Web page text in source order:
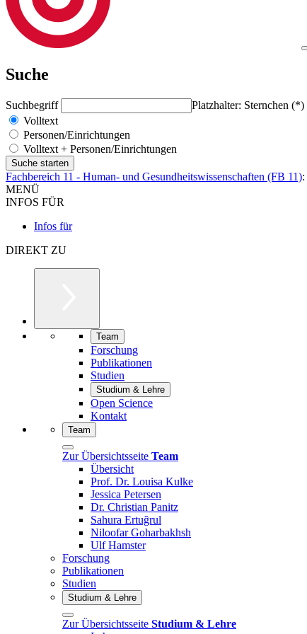
Suche
Suchbegriff
Platzhalter: Sternchen (*)
Volltext
Personen/Einrichtungen
Volltext + Personen/Einrichtungen
Fachbereich 11 - Human- und Gesundheitswissenschaften (FB 11):
MENÜ
INFOS FÜR
Infos für
DIREKT ZU
Team
Forschung
Publikationen
Studien
Studium & Lehre
Open Science
Kontakt
Team
Zur Übersichtsseite Team
Übersicht
Prof. Dr. Louisa Kulke
Jessica Petersen
Dr. Christian Panitz
Sahura Ertuğrul
Niloofar Goharbakhsh
Ulf Hamster
Forschung
Publikationen
Studien
Studium & Lehre
Zur Übersichtsseite Studium & Lehre